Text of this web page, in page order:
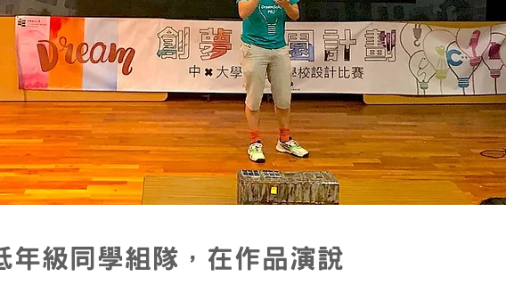
年級同學組隊，在作品演說